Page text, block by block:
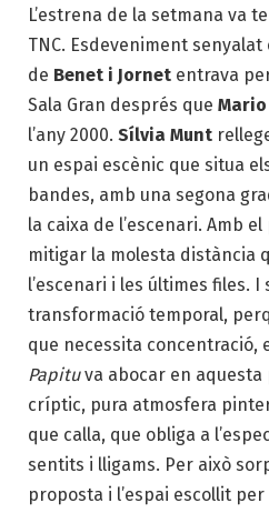
L’estrena de la setmana va
TNC. Esdeveniment
de Benet i Jornet entrava
Sala Gran després que Mario
l’any 2000. Sílvia Munt
un espai escènic que situa
bandes, amb una segona
la caixa de l’escenari. Amb
mitigar la molesta distància
l’escenari i les últimes files. I
transformació temporal,
que necessita concentració,
Papituva abocar en aquesta
críptic, pura atmosfera
que calla, que obliga a
sentits i lligams. Per això
proposta i l’espai escollit